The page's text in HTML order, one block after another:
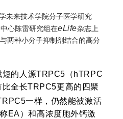
来技术学院分子医学研究
心陈雷研究组在eLife杂志上
两种小分子抑制剂结合的高分
短的人源TRPC5（hTRPC
比全长TRPC5更高的四聚
一样，仍然能被激活
EA）和高浓度胞外钙激